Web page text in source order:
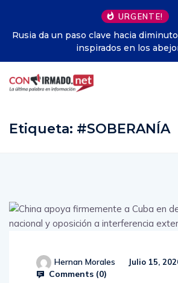
URGENTE!
Rusia da un paso clave hacia
inspirados en los
Etiqueta: #SOBERANÍA
Hernan Morales Julio 15,
Comments (0)